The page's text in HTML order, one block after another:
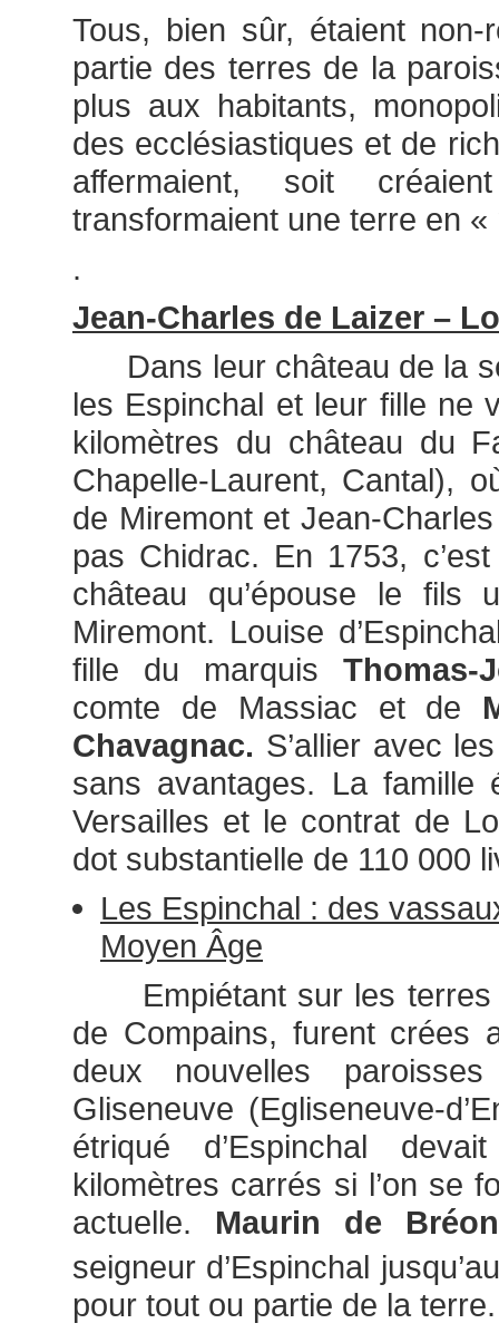
Tous, bien sûr, étaient non-
partie des terres de la
plus aux habitants,
des ecclésiastiques et de
affermaient, soit
transformaient une terre en «
.
Jean-Charles de Laizer –
Dans leur château de la
les Espinchal et leur fille ne
kilomètres du château du
Chapelle-Laurent, Cantal),
de Miremont et Jean-
pas Chidrac. En 1753,
château qu’épouse le fils
Miremont. Louise
fille du marquis Thomas-
comte de Massiac et de
Chavagnac. S’allier avec
sans avantages. La famille
Versailles et le contrat de
dot substantielle de 110 000
Les Espinchal : des
Moyen Âge
Empiétant sur les terres
de Compains, furent crées
deux nouvelles
Gliseneuve (Egliseneuve-
étriqué d’Espinchal
kilomètres carrés si l’on se
actuelle. Maurin de Bréon
seigneur d’Espinchal
pour tout ou partie de la terre.